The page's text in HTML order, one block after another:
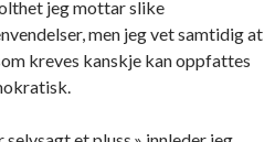
jeg mottar slike
men jeg vet samtidig at
kreves kanskje kan oppfattes